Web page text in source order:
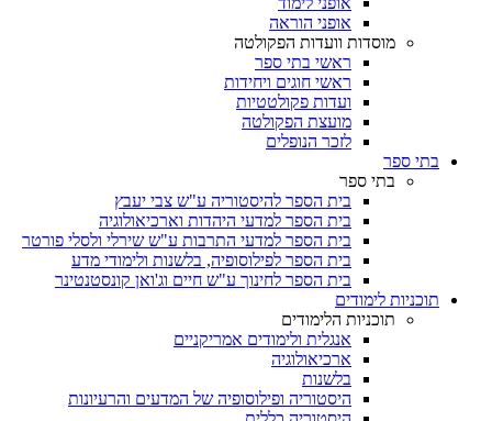
אופני הוראה
מוסדות וועדות הפקולטה
ראשי בתי ספר
ראשי חוגים ויחידות
ועדות פקולטטיות
מועצת הפקולטה
לזכר הנופלים
בתי ספר
בתי ספר
בית הספר להיסטוריה ע"ש צבי יעבץ
בית הספר למדעי היהדות וארכיאולוגיה
בית הספר למדעי התרבות ע"ש שירלי ולסלי פורטר
בית הספר לפילוסופיה, בלשנות ולימודי מדע
בית הספר לחינוך ע"ש חיים וג'ואן קונסטנטינר
תוכניות לימודים
תוכניות הלימודים
אנגלית ולימודים אמריקניים
ארכיאולוגיה
בלשנות
היסטוריה ופילוסופיה של המדעים והרעיונות